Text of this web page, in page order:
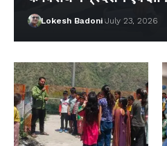
Lokesh Badoni July 23, 2026